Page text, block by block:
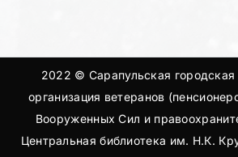
2022 © Сарапульская городская
организация ветеранов
Вооруженных Сил и
Центральная библиотека им. Н.К.